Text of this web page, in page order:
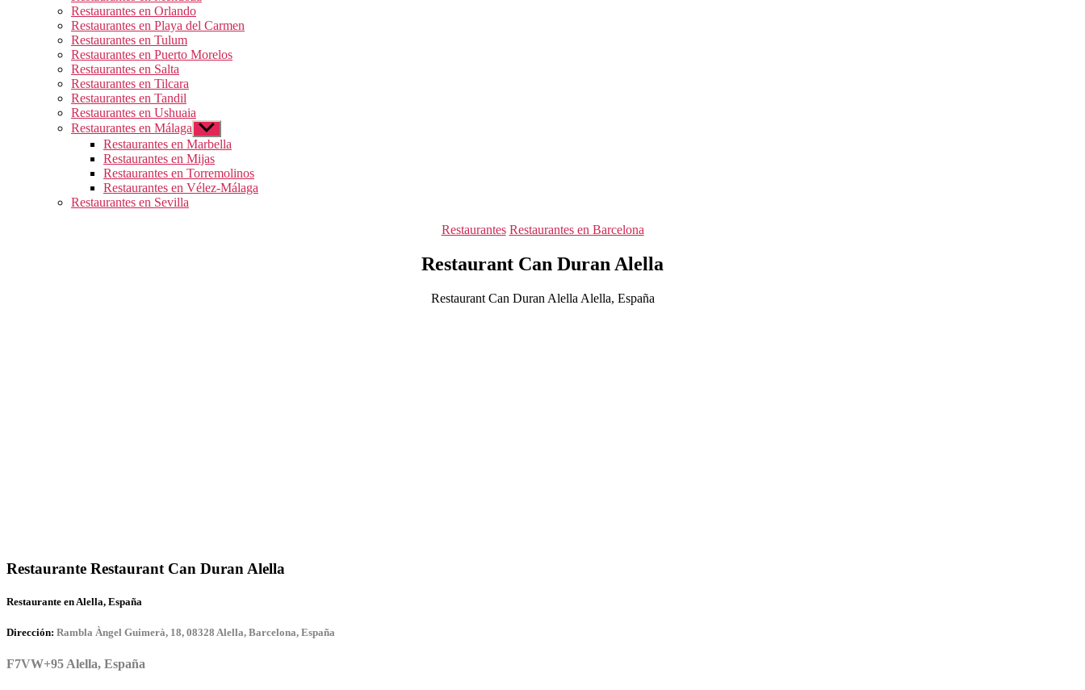
Restaurantes en Orlando
Restaurantes en Playa del Carmen
Restaurantes en Tulum
Restaurantes en Puerto Morelos
Restaurantes en Salta
Restaurantes en Tilcara
Restaurantes en Tandil
Restaurantes en Ushuaia
Restaurantes en Málaga Mostrar
el
submenú
Restaurantes en Marbella
Restaurantes en Mijas
Restaurantes en Torremolinos
Restaurantes en Vélez-Málaga
Restaurantes en Sevilla
Categorías
Restaurantes Restaurantes en Barcelona
Restaurant Can Duran Alella
Restaurant Can Duran Alella Alella, España
Restaurante Restaurant Can Duran Alella
Restaurante en Alella, España
Dirección: Rambla Àngel Guimerà, 18, 08328 Alella, Barcelona, España
F7VW+95 Alella, España